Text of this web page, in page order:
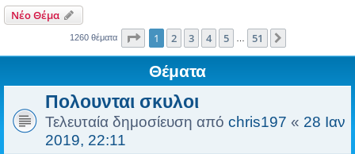
Νέο Θέμα
1260 θέματα Σελίδα από51
1 2 3 4 5 51
Θέματα
Πολουνται σκυλοι
Τελευταία δημοσίευση από chris197 « 28 Ιαν
2019, 22:11